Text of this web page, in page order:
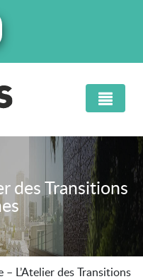
des Transitions
– L’Atelier des Transitions